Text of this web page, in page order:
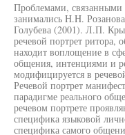
Проблемами, связанными
занимались H.H.
Голубева (2001). Л.П.
речевой портрет ритора,
находит воплощение в
общения, интенциями и
модифицируется в
Речевой портрет
парадигме реального
речевом портрете
специфика языковой
специфика самого